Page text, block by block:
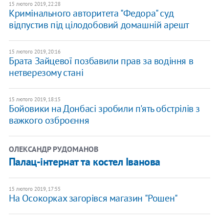
15 лютого 2019, 22:28
Кримінального авторитета "Федора" суд
відпустив під цілодобовий домашній арешт
15 лютого 2019, 20:16
Брата Зайцевої позбавили прав за водіння в
нетверезому стані
15 лютого 2019, 18:15
Бойовики на Донбасі зробили п'ять обстрілів з
важкого озброєння
ОЛЕКСАНДР РУДОМАНОВ
​Палац-інтернат та костел Іванова
15 лютого 2019, 17:55
На Осокорках загорівся магазин "Рошен"